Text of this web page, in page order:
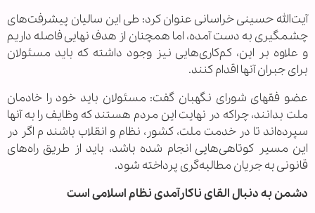
آیت‌الله حسینی خراسانی عنوان کرد: طی این سالیان پیشرفت‌های
چشمگیری به دست آمده، اما همچنان از هدف نهایی فاصله داریم
و علاوه بر این، کم‌کاری‌هایی نیز وجود داشته که باید مسئولان
برای جبران آنها اقدام کنند.
عضو فقهای شورای نگهبان گفت: مسئولان باید خود را خادمان
ملت بدانند، چراکه در نهایت این مردم هستند که وظایف را به آنها
سپرده‌اند تا در خدمت ملت، کشور، نظام و انقلاب باشند م اگر در
این مسیر کوتاهی‌هایی انجام شده باشد، باید از طریق راه‌های
قانونی به جریان مطالبه‌گری پرداخته شود.
دشمن به دنبال القای ناکارآمدی نظام اسلامی است